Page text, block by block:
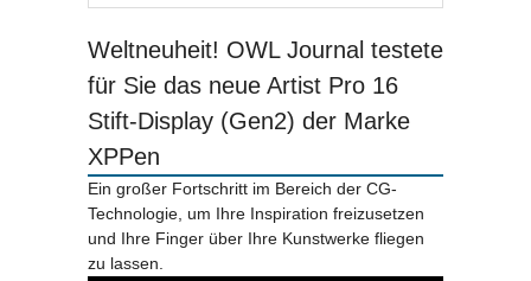
Weltneuheit! OWL Journal testete
für Sie das neue Artist Pro 16
Stift-Display (Gen2) der Marke
XPPen
Ein großer Fortschritt im Bereich der CG-
Technologie, um Ihre Inspiration freizusetzen
und Ihre Finger über Ihre Kunstwerke fliegen
zu lassen.